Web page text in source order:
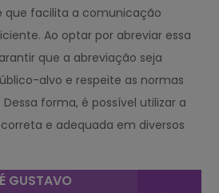
que facilita a comunicação
Ao optar por abreviar essa
que a abreviação seja
alvo e respeite as normas
forma, é possível utilizar a
e adequada em diversos
GUSTAVO